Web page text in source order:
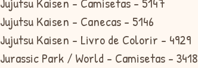
Jujutsu Kaisen - Canecas - 5146
Jujutsu Kaisen - Livro de Colorir - 4929
Jurassic Park / World - Camisetas - 3418